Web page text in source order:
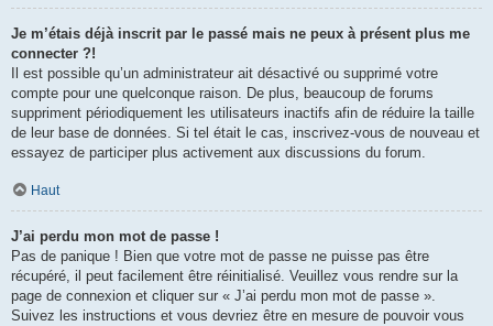
Je m’étais déjà inscrit par le passé mais ne peux à présent plus me
connecter ?!
Il est possible qu’un administrateur ait désactivé ou supprimé votre
compte pour une quelconque raison. De plus, beaucoup de forums
suppriment périodiquement les utilisateurs inactifs afin de réduire la taille
de leur base de données. Si tel était le cas, inscrivez-vous de nouveau et
essayez de participer plus activement aux discussions du forum.
Haut
J’ai perdu mon mot de passe !
Pas de panique ! Bien que votre mot de passe ne puisse pas être
récupéré, il peut facilement être réinitialisé. Veuillez vous rendre sur la
page de connexion et cliquer sur « J’ai perdu mon mot de passe ».
Suivez les instructions et vous devriez être en mesure de pouvoir vous